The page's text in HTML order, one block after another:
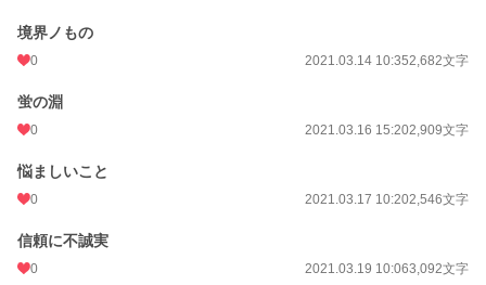
境界ノもの
0 2021.03.14 10:352,682文字
蛍の淵
0 2021.03.16 15:202,909文字
悩ましいこと
0 2021.03.17 10:202,546文字
信頼に不誠実
0 2021.03.19 10:063,092文字